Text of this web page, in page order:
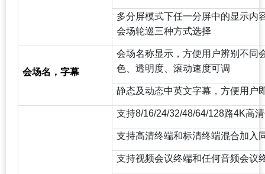
多分屏模式下任一分屏中的显示内
会场轮巡三种方式选择
会场名，字幕
会场名称显示，方便用户辨别不同
色、透明度、滚动速度可调
静态及动态中英文字幕，方便用户
支持8/16/24/32/48/64/128路4K高
支持高清终端和标清终端混合加入
支持视频会议终端和任何音频会议